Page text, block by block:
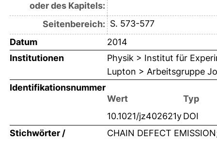
oder des Kapitels:
Seitenbereich: S. 573-577
Datum
2014
Institutionen
Physik > Institut für
Lupton > Arbeitsgruppe
Identifikationsnummer
Wert
Typ
10.1021/jz402621yDOI
Stichwörter /
CHAIN DEFECT